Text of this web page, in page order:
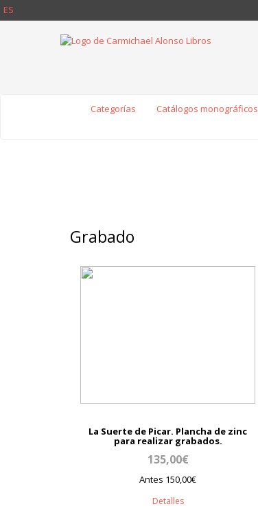
ES
Categorías Catálogos monográficos
Grabado
La Suerte de Picar. Plancha de zinc
para realizar grabados.
135,00€
Antes 150,00€
Detalles